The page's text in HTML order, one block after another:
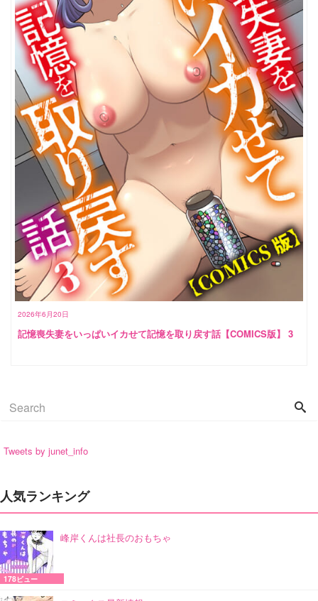
2026年6月20日
記憶喪失妻をいっぱいイカせて記憶を取り戻す話【COMICS版】 3
Tweets by junet_info
人気ランキング
峰岸くんは社長のおもちゃ
178ビュー